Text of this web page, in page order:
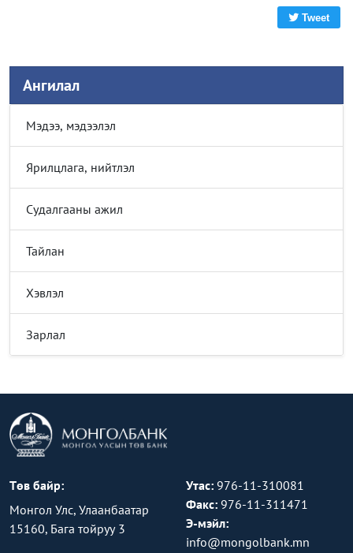
Tweet
Ангилал
Мэдээ, мэдээлэл
Ярилцлага, нийтлэл
Судалгааны ажил
Тайлан
Хэвлэл
Зарлал
Төв байр:
Монгол Улс, Улаанбаатар
15160, Бага тойруу 3
Утас: 976-11-310081
Факс: 976-11-311471
Э-мэйл:
info@mongolbank.mn